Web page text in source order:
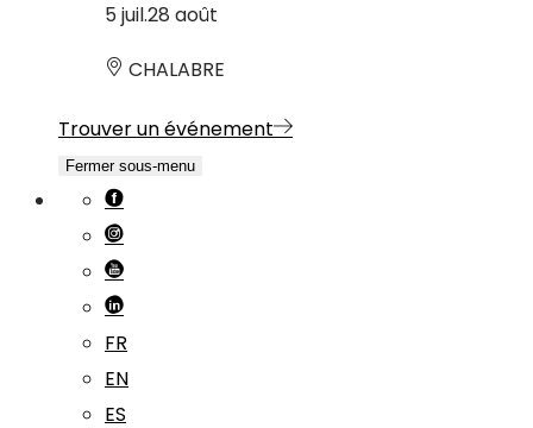
5 juil.28 août
CHALABRE
Trouver un événement
Fermer sous-menu
FR
EN
ES